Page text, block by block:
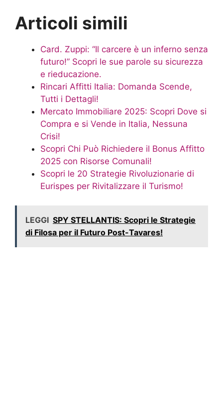
Articoli simili
Card. Zuppi: “Il carcere è un inferno senza
futuro!” Scopri le sue parole su sicurezza
e rieducazione.
Rincari Affitti Italia: Domanda Scende,
Tutti i Dettagli!
Mercato Immobiliare 2025: Scopri Dove si
Compra e si Vende in Italia, Nessuna
Crisi!
Scopri Chi Può Richiedere il Bonus Affitto
2025 con Risorse Comunali!
Scopri le 20 Strategie Rivoluzionarie di
Eurispes per Rivitalizzare il Turismo!
LEGGI SPY STELLANTIS: Scopri le Strategie
di Filosa per il Futuro Post-Tavares!